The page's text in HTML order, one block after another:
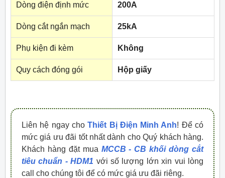
Dòng điện định mức 200A
Dòng cắt ngắn mạch 25kA
Phụ kiện đi kèm Không
Quy cách đóng gói Hộp giấy
Liên hệ ngay choThiết Bị Điện Minh Anh! Để có
mức giá ưu đãi tốt nhất dành cho Quý khách hàng.
Khách hàng đặt mua MCCB - CB khối dòng cắt
tiêu chuẩn - HDM1 với số lượng lớn xin vui lòng
call cho chúng tôi để có mức giá ưu đãi riêng.